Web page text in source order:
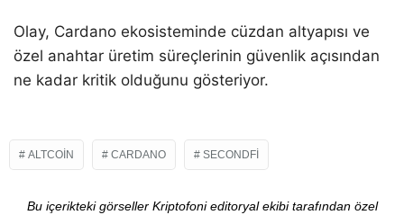
Olay, Cardano ekosisteminde cüzdan altyapısı ve
özel anahtar üretim süreçlerinin güvenlik açısından
ne kadar kritik olduğunu gösteriyor.
ALTCOIN CARDANO SECONDFI
Bu içerikteki görseller Kriptofoni editoryal ekibi tarafından özel